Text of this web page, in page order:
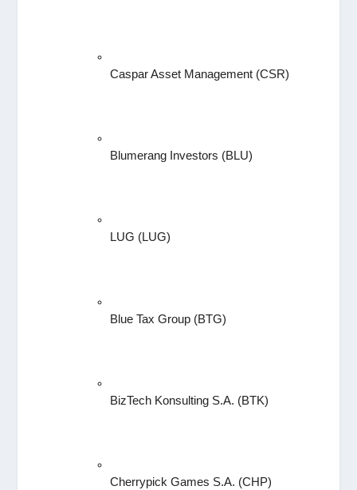
Caspar Asset Management (CSR)
Blumerang Investors (BLU)
LUG (LUG)
Blue Tax Group (BTG)
BizTech Konsulting S.A. (BTK)
Cherrypick Games S.A. (CHP)